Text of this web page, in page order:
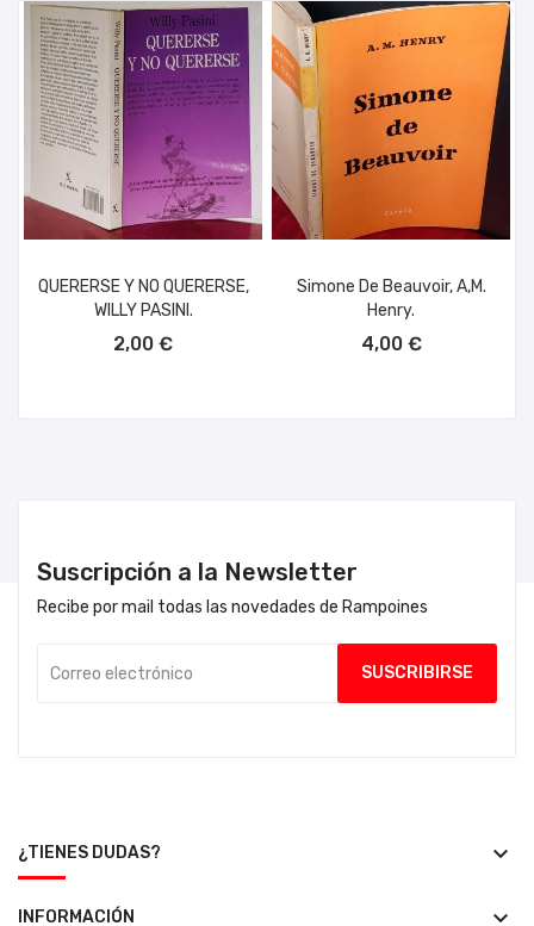
QUERERSE Y NO QUERERSE,
WILLY PASINI.
2,00 €
Simone De Beauvoir, A,M.
Henry.
4,00 €
Suscripción a la Newsletter
Recibe por mail todas las novedades de Rampoines
¿TIENES DUDAS? keyboard_arrow_down
INFORMACIÓN keyboard_arrow_down